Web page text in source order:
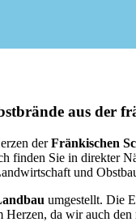
aus der
derFränkischen
finden Sie in direkter
und
umgestellt. Die
da wir auch den